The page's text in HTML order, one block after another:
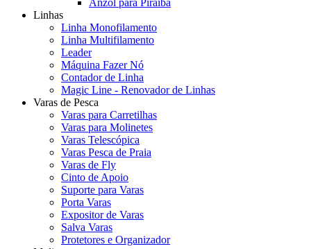
Anzol para Piraíba
Linhas
Linha Monofilamento
Linha Multifilamento
Leader
Máquina Fazer Nó
Contador de Linha
Magic Line - Renovador de Linhas
Varas de Pesca
Varas para Carretilhas
Varas para Molinetes
Varas Telescópica
Varas Pesca de Praia
Varas de Fly
Cinto de Apoio
Suporte para Varas
Porta Varas
Expositor de Varas
Salva Varas
Protetores e Organizador